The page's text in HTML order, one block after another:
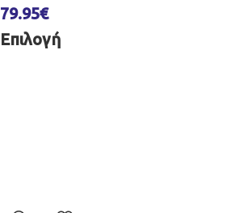
79.95€
Επιλογή